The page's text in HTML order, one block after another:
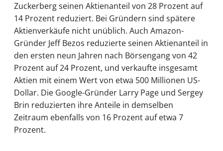
Zuckerberg seinen Aktienanteil von 28 Prozent auf
14 Prozent reduziert. Bei Gründern sind spätere
Aktienverkäufe nicht unüblich. Auch Amazon-
Gründer Jeff Bezos reduzierte seinen Aktienanteil in
den ersten neun Jahren nach Börsengang von 42
Prozent auf 24 Prozent, und verkaufte insgesamt
Aktien mit einem Wert von etwa 500 Millionen US-
Dollar. Die Google-Gründer Larry Page und Sergey
Brin reduzierten ihre Anteile in demselben
Zeitraum ebenfalls von 16 Prozent auf etwa 7
Prozent.